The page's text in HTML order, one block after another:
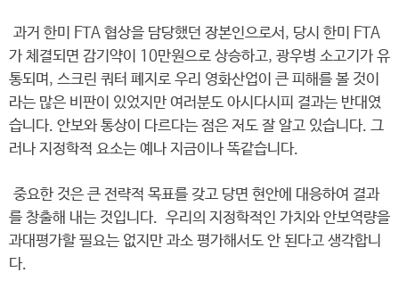
과거 한미 FTA 협상을 담당했던 장본인으로서, 당시 한미 FTA
가 체결되면 감기약이 10만원으로 상승하고, 광우병 소고기가 유
통되며, 스크린 쿼터 폐지로 우리 영화산업이 큰 피해를 볼 것이
라는 많은 비판이 있었지만 여러분도 아시다시피 결과는 반대였
습니다. 안보와 통상이 다르다는 점은 저도 잘 알고 있습니다. 그
러나 지정학적 요소는 예나 지금이나 똑같습니다.
중요한 것은 큰 전략적 목표를 갖고 당면 현안에 대응하여 결과
를 창출해 내는 것입니다. 우리의 지정학적인 가치와 안보역량을
과대평가할 필요는 없지만 과소 평가해서도 안 된다고 생각합니
다.